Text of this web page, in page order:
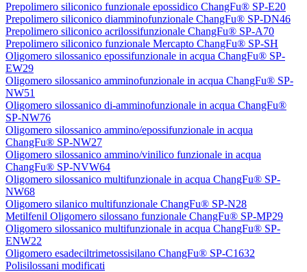
Prepolimero siliconico funzionale epossidico ChangFu® SP-E20
Prepolimero siliconico diamminofunzionale ChangFu® SP-DN46
Prepolimero siliconico acrilossifunzionale ChangFu® SP-A70
Prepolimero siliconico funzionale Mercapto ChangFu® SP-SH
Oligomero silossanico epossifunzionale in acqua ChangFu® SP-
EW29
Oligomero silossanico amminofunzionale in acqua ChangFu® SP-
NW51
Oligomero silossanico di-amminofunzionale in acqua ChangFu®
SP-NW76
Oligomero silossanico ammino/epossifunzionale in acqua
ChangFu® SP-NW27
Oligomero silossanico ammino/vinilico funzionale in acqua
ChangFu® SP-NVW64
Oligomero silossanico multifunzionale in acqua ChangFu® SP-
NW68
Oligomero silanico multifunzionale ChangFu® SP-N28
Metilfenil Oligomero silossano funzionale ChangFu® SP-MP29
Oligomero silossanico multifunzionale in acqua ChangFu® SP-
ENW22
Oligomero esadeciltrimetossisilano ChangFu® SP-C1632
Polisilossani modificati